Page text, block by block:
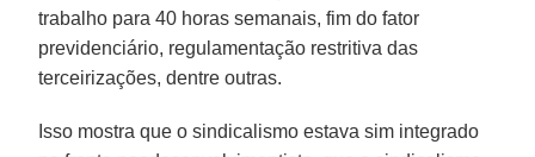
trabalho para 40 horas semanais, fim do fator
previdenciário, regulamentação restritiva das
terceirizações, dentre outras.
Isso mostra que o sindicalismo estava sim integrado